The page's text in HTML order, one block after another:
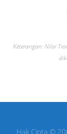
Keterangan: Nilai
Hak Cipta ©